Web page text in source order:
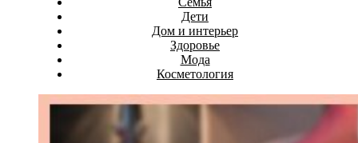
Дети
Дом и интерьер
Здоровье
Мода
Косметология